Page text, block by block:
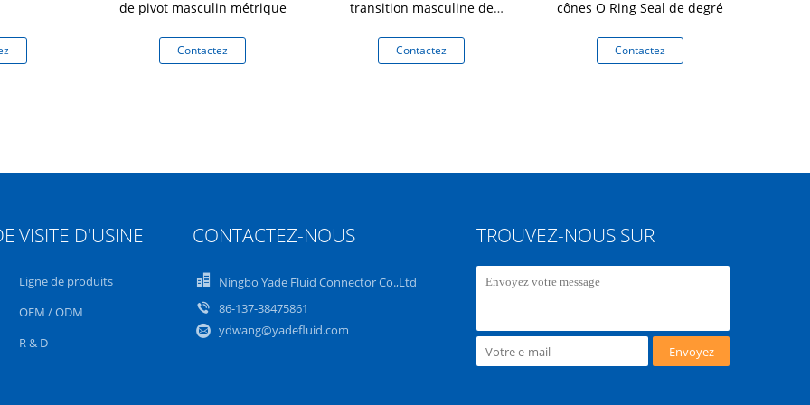
de pivot masculin métrique
Contactez
transition masculine de
hydrauliques
Contactez
cônes O Ring Seal de degré
Contactez
VISITE D'USINE
Ligne de produits
OEM / ODM
R & D
CONTACTEZ-NOUS
Ningbo Yade Fluid Connector Co.,Ltd
86-137-38475861
ydwang@yadefluid.com
TROUVEZ-NOUS SUR
Envoyez